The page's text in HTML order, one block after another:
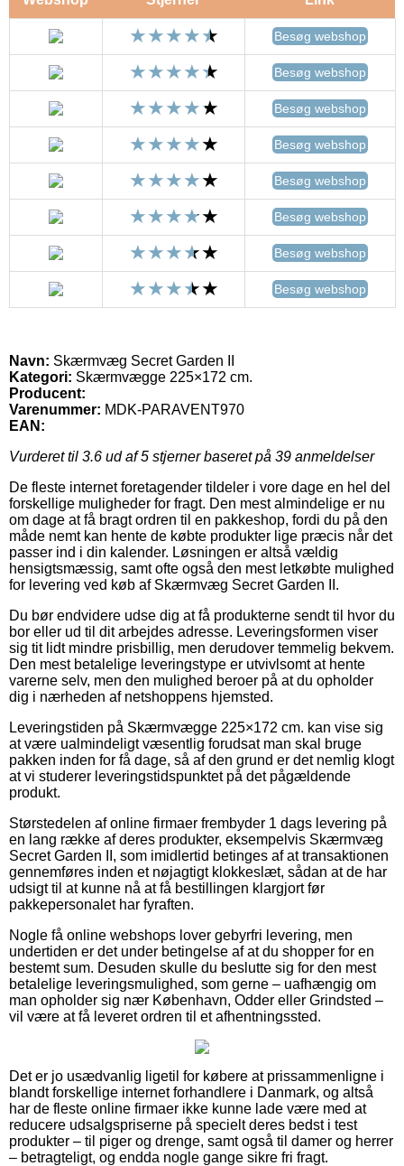
Besøg webshop
Besøg webshop
Besøg webshop
Besøg webshop
Besøg webshop
Besøg webshop
Besøg webshop
Besøg webshop
Navn: Skærmvæg Secret Garden II
Kategori: Skærmvægge 225×172 cm.
Producent:
Varenummer: MDK-PARAVENT970
EAN:
Vurderet til 3.6 ud af 5 stjerner baseret på 39 anmeldelser
De fleste internet foretagender tildeler i vore dage en hel del
forskellige muligheder for fragt. Den mest almindelige er nu
om dage at få bragt ordren til en pakkeshop, fordi du på den
måde nemt kan hente de købte produkter lige præcis når det
passer ind i din kalender. Løsningen er altså vældig
hensigtsmæssig, samt ofte også den mest letkøbte mulighed
for levering ved køb af Skærmvæg Secret Garden II.
Du bør endvidere udse dig at få produkterne sendt til hvor du
bor eller ud til dit arbejdes adresse. Leveringsformen viser
sig tit lidt mindre prisbillig, men derudover temmelig bekvem.
Den mest betalelige leveringstype er utvivlsomt at hente
varerne selv, men den mulighed beroer på at du opholder
dig i nærheden af netshoppens hjemsted.
Leveringstiden på Skærmvægge 225×172 cm. kan vise sig
at være ualmindeligt væsentlig forudsat man skal bruge
pakken inden for få dage, så af den grund er det nemlig klogt
at vi studerer leveringstidspunktet på det pågældende
produkt.
Størstedelen af online firmaer frembyder 1 dags levering på
en lang række af deres produkter, eksempelvis Skærmvæg
Secret Garden II, som imidlertid betinges af at transaktionen
gennemføres inden et nøjagtigt klokkeslæt, sådan at de har
udsigt til at kunne nå at få bestillingen klargjort før
pakkepersonalet har fyraften.
Nogle få online webshops lover gebyrfri levering, men
undertiden er det under betingelse af at du shopper for en
bestemt sum. Desuden skulle du beslutte sig for den mest
betalelige leveringsmulighed, som gerne – uafhængig om
man opholder sig nær København, Odder eller Grindsted –
vil være at få leveret ordren til et afhentningssted.
Det er jo usædvanlig ligetil for købere at prissammenligne i
blandt forskellige internet forhandlere i Danmark, og altså
har de fleste online firmaer ikke kunne lade være med at
reducere udsalgspriserne på specielt deres bedst i test
produkter – til piger og drenge, samt også til damer og herrer
– betragteligt, og endda nogle gange sikre fri fragt.